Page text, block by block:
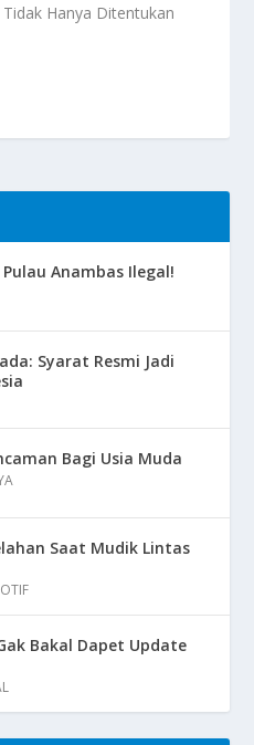
Hanya Ditentukan
Pulau Anambas Ilegal!
Syarat Resmi Jadi
Bagi Usia Muda
Saat Mudik Lintas
Bakal Dapet Update